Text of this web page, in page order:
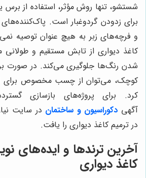
شستشو، تنها روش مؤثر، استفاده از برس
برای زدودن گردوغبار است.
و فرچه‌های زبر به هیچ عنوان توصیه
کاغذ دیواری از تابش مستقیم و طولانی
شدن رنگ‌ها جلوگیری می‌کند. در صورت
کوچک، می‌توان از چسب مخصوص برای
کرد. برای پروژه‌های بازسازی
آگهی دکوراسیون و ساختمان در سایت
در ترمیم کاغذ دیواری را یافت.
آخرین ترندها و ایده‌های
کاغذ دیواری